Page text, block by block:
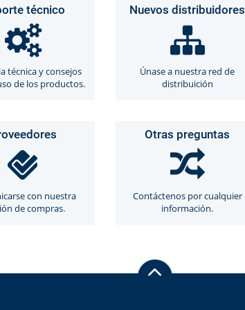
Otras Técnicas
Espacio de Cabeza Dinámico
Automuestreadores OEM
técnico
técnica y consejos
de los productos.
Nuevos distribuidores
Únase a nuestra red de
distribuición
con nuestra
de compras.
Otras preguntas
Contáctenos por cualquier
información.